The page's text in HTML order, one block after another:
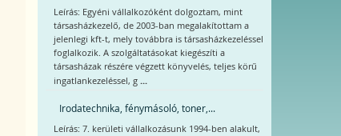
Leírás: Egyéni vállalkozóként dolgoztam, mint
társasházkezelő, de 2003-ban megalakítottam a
jelenlegi kft-t, mely továbbra is társasházkezeléssel
foglalkozik. A szolgáltatásokat kiegészíti a
társasházak részére végzett könyvelés, teljes körű
ingatlankezeléssel, g ...
Irodatechnika, fénymásoló, toner,...
Leírás: 7. kerületi vállalkozásunk 1994-ben alakult,